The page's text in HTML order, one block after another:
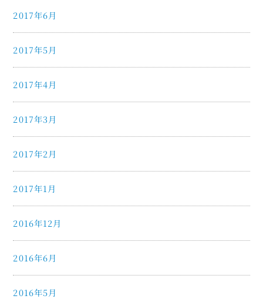
2017年6月
2017年5月
2017年4月
2017年3月
2017年2月
2017年1月
2016年12月
2016年6月
2016年5月